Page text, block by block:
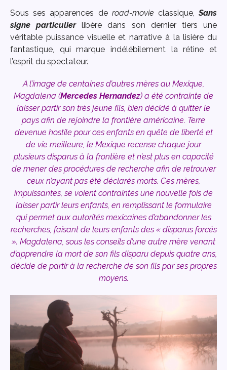
Sous ses apparences de road-movie classique,Sans
signe particulierlibère dans son dernier tiers une
véritable puissance visuelle et narrative à la lisière du
fantastique, qui marque indélébilement la rétine et
l’esprit du spectateur.
A l’image de centaines d’autres mères au Mexique,
Magdalena (Mercedes Hernandez) a été contrainte de
laisser partir son très jeune fils, bien décidé à quitter le
pays afin de rejoindre la frontière américaine. Terre
devenue hostile pour ces enfants en quête de liberté et
de vie meilleure, le Mexique recense chaque jour
plusieurs disparus à la frontière et n’est plus en capacité
de mener des procédures de recherche afin de retrouver
ceux n’ayant pas été déclarés morts. Ces mères,
impuissantes, se voient contraintes une nouvelle fois de
laisser partir leurs enfants, en remplissant le formulaire
qui permet aux autorités mexicaines d’abandonner les
recherches, faisant de leurs enfants des « disparus forcés
». Magdalena, sous les conseils d’une autre mère venant
d’apprendre la mort de son fils disparu depuis quatre ans,
décide de partir à la recherche de son fils par ses propres
moyens.